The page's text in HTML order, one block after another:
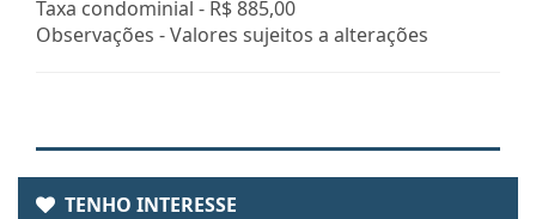
Taxa condominial - R$ 885,00
Observações - Valores sujeitos a alterações
TENHO INTERESSE